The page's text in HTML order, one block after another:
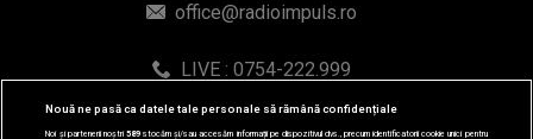
office@radioimpuls.ro
LIVE : 0754-222.999
WhatsApp: 0754-222.999
Nouă ne pasă ca datele tale personale să rămână confidențiale
Noi și partenerii noștri589stocăm și/sau accesăm informații pe dispozitivul dvs., precum identificatorii cookie unici pentru